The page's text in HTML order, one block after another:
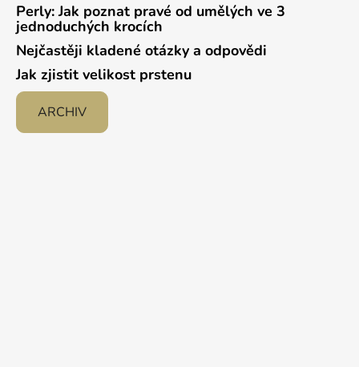
Perly: Jak poznat pravé od umělých ve 3
jednoduchých krocích
Nejčastěji kladené otázky a odpovědi
Jak zjistit velikost prstenu
ARCHIV